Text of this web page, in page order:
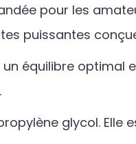
pour les
puissantes
équilibre optimal
glycol.